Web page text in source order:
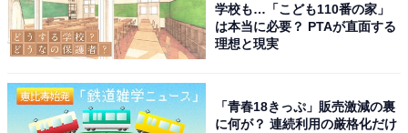
学校も…「こども110番の家」
は本当に必要？ PTAが直面する
理想と現実
「青春18きっぷ」販売激減の裏
に何が？ 連続利用の厳格化だけ